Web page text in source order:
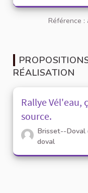
Référence
RÉALISATION
Rallye Vél'eau,
source.
Brisset--Doval
doval